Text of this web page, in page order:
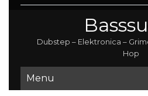
Dubstep – Elektronica –
Hop
Menu